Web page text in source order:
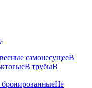
самонесущееВ
В трубыВ
Не